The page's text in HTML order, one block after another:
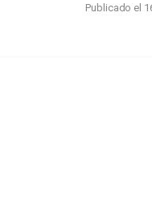
Publicado el